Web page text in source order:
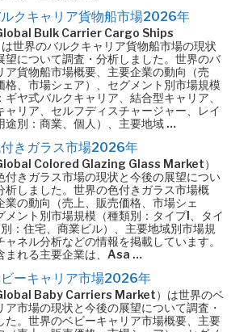
クキャリア貨物船市場2026年
Bulk Carrier Cargo Ships
世界のバルクキャリア貨物船市場の現状
望について調査・分析しました。世界のバ
ア貨物船市場概要、主要企業の動向（売
格、市場シェア）、セグメント別市場規模
ギヤ式バルクキャリア、結合型キャリア、
ャリア、セルフディスチャージャー、レイ
途別：商業、個人）、主要地域 …
きガラス市場2026年
Colored Glazing Glass Market）
付きガラス市場の現状と今後の展望につい
析しました。世界の色付きガラス市場概
業の動向（売上、販売価格、市場シェ
メント別市場規模（種類別：タイプI、タイ
：住宅、商業ビル）、主要地域別市場規
ャネル分析などの情報を掲載しています。
まれる主要企業は、Asa …
ーキャリア市場2026年
Baby Carriers Market）は世界のベ
ア市場の現状と今後の展望について調査・
た。世界のベビーキャリア市場概要、主要